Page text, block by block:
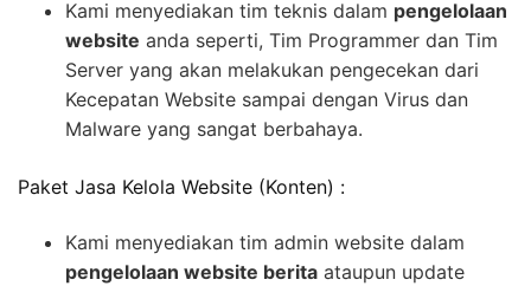
Kami menyediakan tim teknis dalam pengelolaan
website anda seperti, Tim Programmer dan Tim
Server yang akan melakukan pengecekan dari
Kecepatan Website sampai dengan Virus dan
Malware yang sangat berbahaya.
Paket Jasa Kelola Website (Konten) :
Kami menyediakan tim admin website dalam
pengelolaan website berita ataupun update